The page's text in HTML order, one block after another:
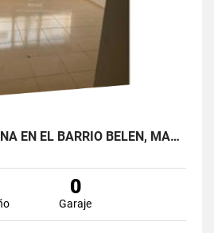
SE ARRIENDA OFICINA EN EL BARRIO BELEN, MANIZALES.
0
Garaje